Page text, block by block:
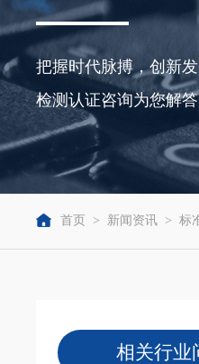
把握时代脉搏，创新
检测认证咨询为您解
首页 > 新闻资讯 > 标
相关行业